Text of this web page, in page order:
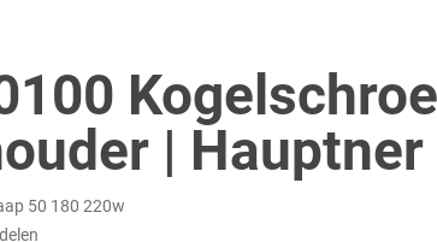
| Hauptner
50 180 220w